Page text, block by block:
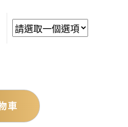
車